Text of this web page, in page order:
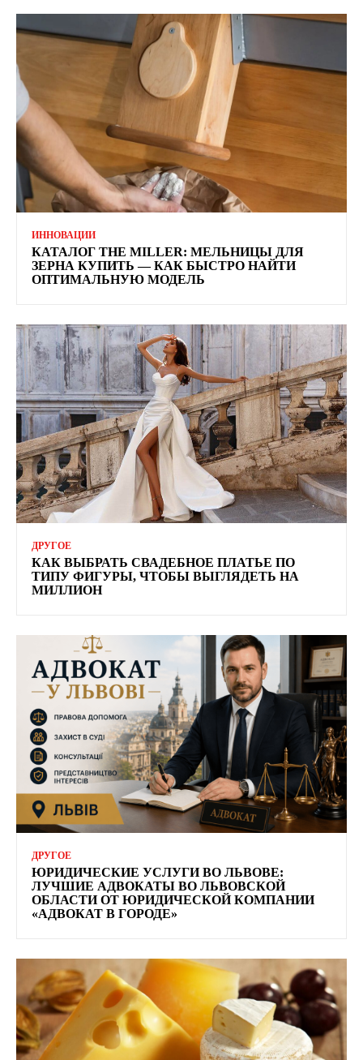
ИННОВАЦИИ
КАТАЛОГ THE MILLER: МЕЛЬНИЦЫ ДЛЯ
ЗЕРНА КУПИТЬ — КАК БЫСТРО НАЙТИ
ОПТИМАЛЬНУЮ МОДЕЛЬ
ДРУГОЕ
КАК ВЫБРАТЬ СВАДЕБНОЕ ПЛАТЬЕ ПО
ТИПУ ФИГУРЫ, ЧТОБЫ ВЫГЛЯДЕТЬ НА
МИЛЛИОН
ДРУГОЕ
ЮРИДИЧЕСКИЕ УСЛУГИ ВО ЛЬВОВЕ:
ЛУЧШИЕ АДВОКАТЫ ВО ЛЬВОВСКОЙ
ОБЛАСТИ ОТ ЮРИДИЧЕСКОЙ КОМПАНИИ
«АДВОКАТ В ГОРОДЕ»